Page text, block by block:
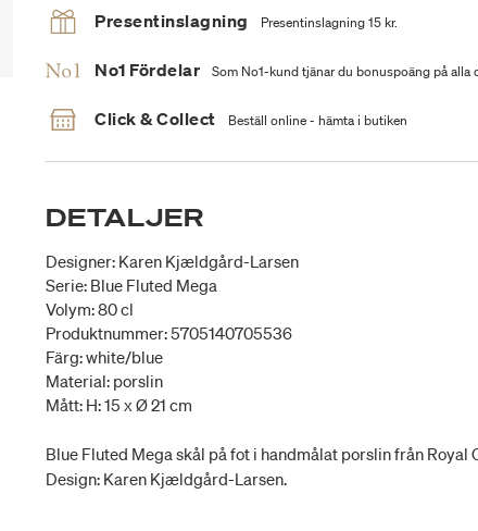
Presentinslagning Presentinslagning 15 kr.
No1 Fördelar Som No1-kund tjänar du bonuspoäng på alla
Click & Collect Beställ online - hämta i butiken
DETALJER
Designer: Karen Kjældgård-Larsen
Serie: Blue Fluted Mega
Volym: 80 cl
Produktnummer: 5705140705536
Färg: white/blue
Material: porslin
Mått: H: 15 x Ø 21 cm
Blue Fluted Mega skål på fot i handmålat porslin från Royal
Design: Karen Kjældgård-Larsen.